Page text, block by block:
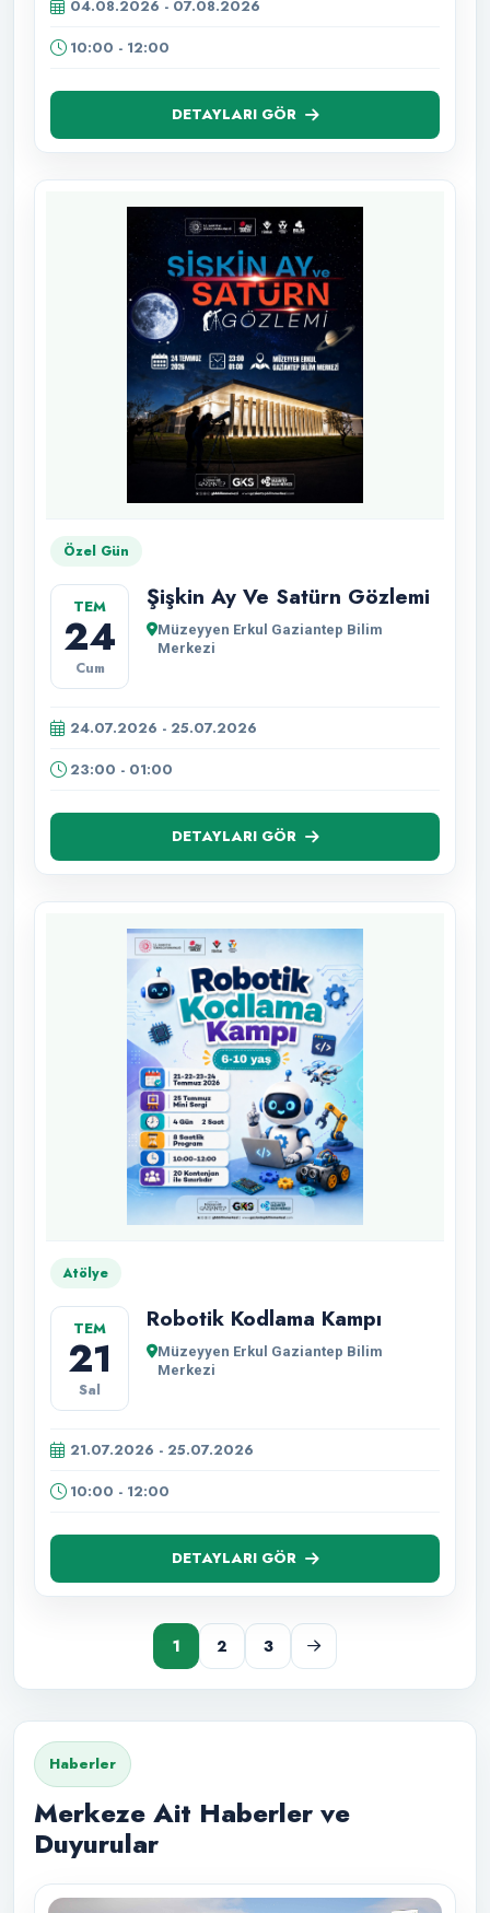
04.08.2026 - 07.08.2026
10:00 - 12:00
DETAYLARI GÖR
Özel Gün
TEM
24
Cum
Şişkin Ay Ve Satürn Gözlemi
Müzeyyen Erkul Gaziantep Bilim
Merkezi
24.07.2026 - 25.07.2026
23:00 - 01:00
DETAYLARI GÖR
Atölye
TEM
21
Sal
Robotik Kodlama Kampı
Müzeyyen Erkul Gaziantep Bilim
Merkezi
21.07.2026 - 25.07.2026
10:00 - 12:00
DETAYLARI GÖR
1 2 3
Haberler
Merkeze Ait Haberler ve
Duyurular